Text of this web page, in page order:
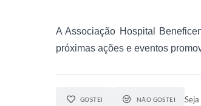
A Associação Hospital
próximas ações e eventos
GOSTEI NÃO GOSTEI